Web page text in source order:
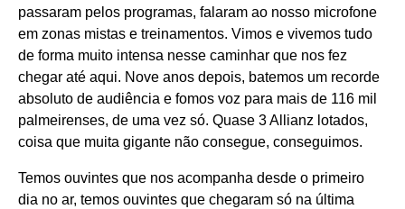
passaram pelos programas, falaram ao nosso microfone
em zonas mistas e treinamentos. Vimos e vivemos tudo
de forma muito intensa nesse caminhar que nos fez
chegar até aqui. Nove anos depois, batemos um recorde
absoluto de audiência e fomos voz para mais de 116 mil
palmeirenses, de uma vez só. Quase 3 Allianz lotados,
coisa que muita gigante não consegue, conseguimos.
Temos ouvintes que nos acompanha desde o primeiro
dia no ar, temos ouvintes que chegaram só na última